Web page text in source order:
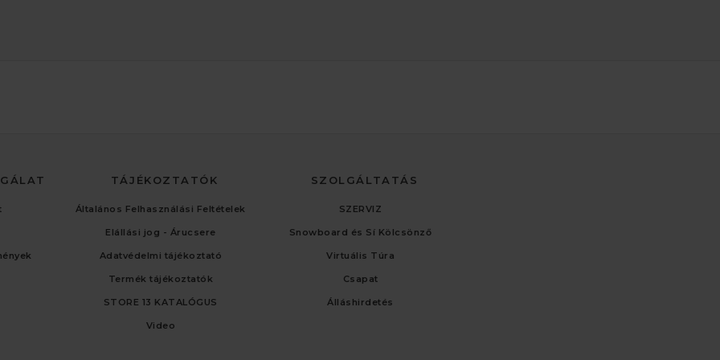
TÁJÉKOZTATÓK
Általános Felhasználási Feltételek
Elállási jog - Árucsere
Adatvédelmi tájékoztató
Termék tájékoztatók
STORE 13 KATALÓGUS
Video
SZOLGÁLTATÁS
SZERVIZ
Snowboard és Sí Kölcsönző
Virtuális Túra
Csapat
Álláshirdetés